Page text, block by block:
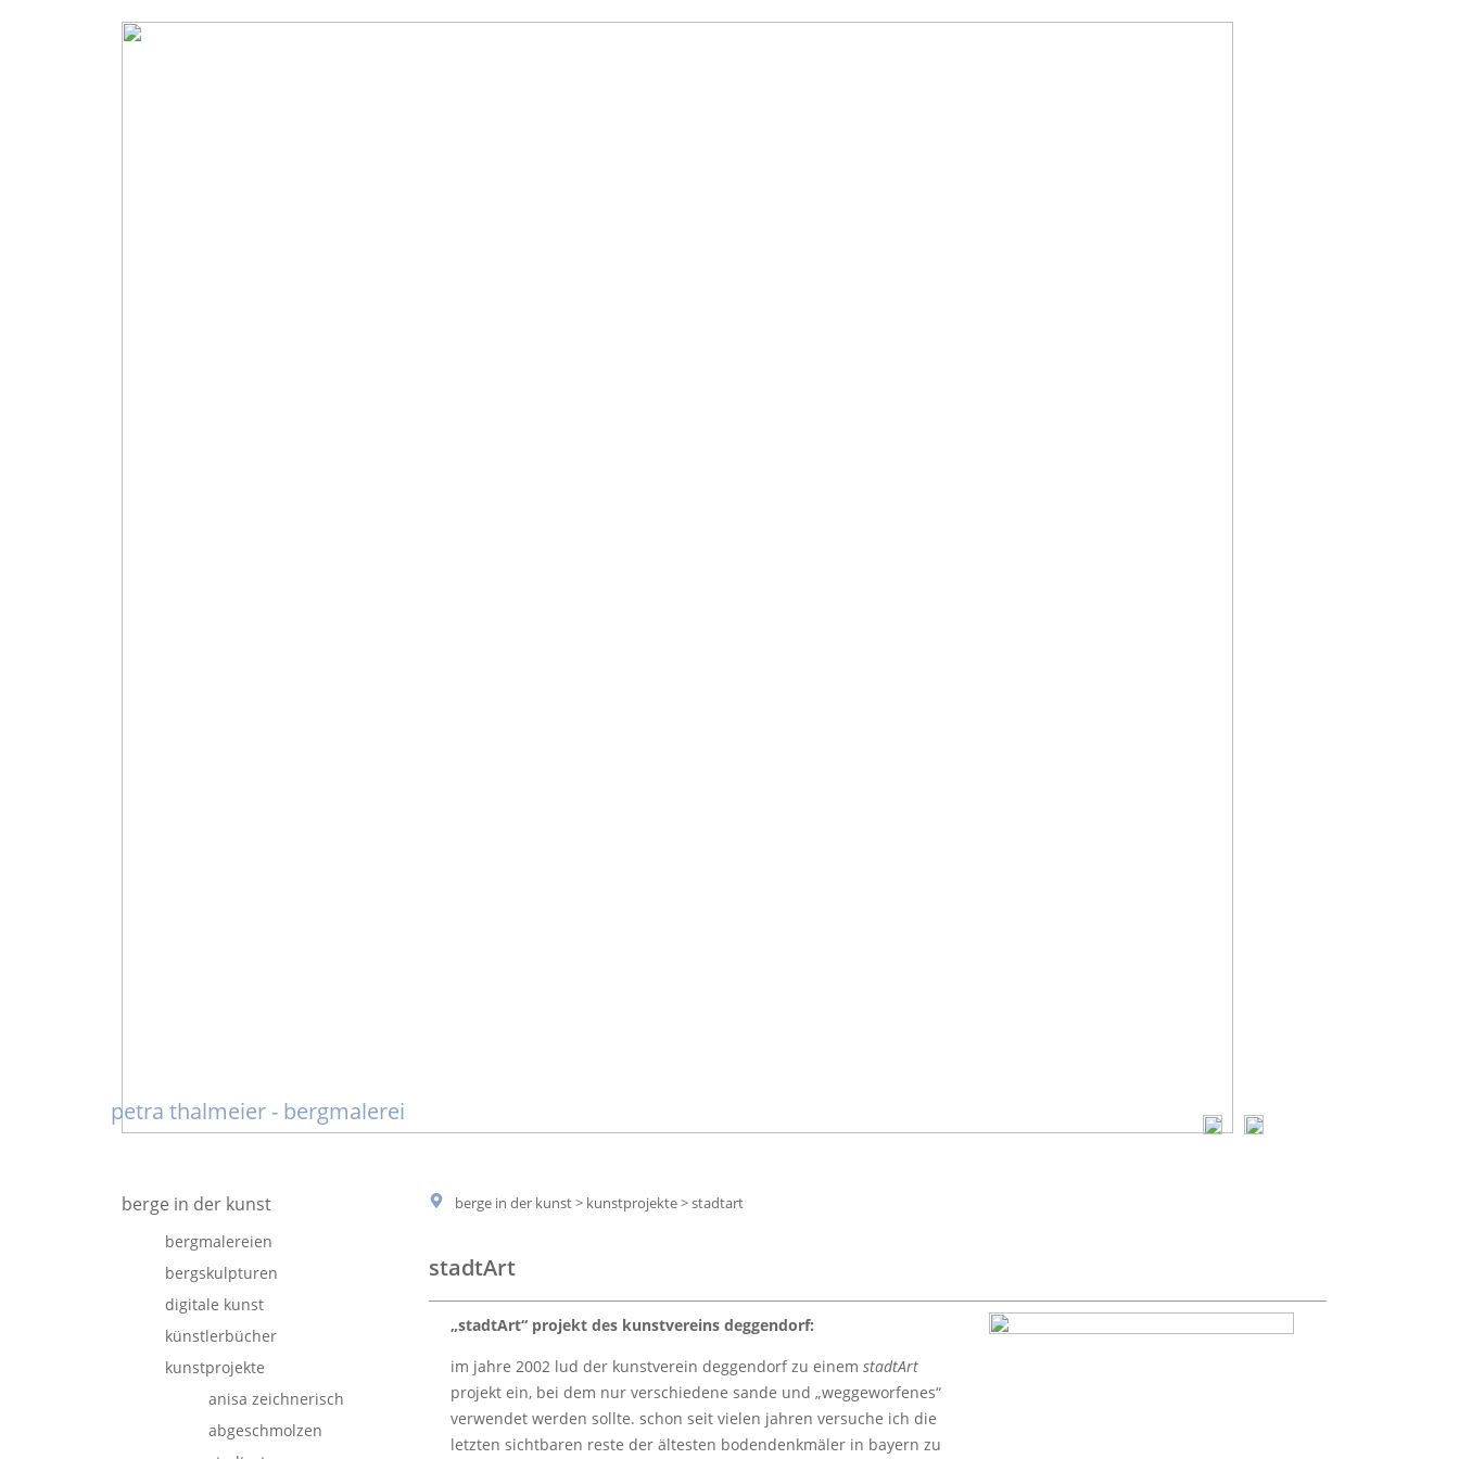
petra thalmeier - bergmalerei
berge in der kunst
bergmalereien
bergskulpturen
digitale kunst
künstlerbücher
kunstprojekte
anisa zeichnerisch
abgeschmolzen
berge in der kunst> kunstprojekte>stadtart
stadtArt
„stadtArt“ projekt des kunstvereins deggendorf:
im jahre 2002 lud der kunstverein deggendorf zu einem stadtArt
projekt ein, bei dem nur verschiedene sande und „weggeworfenes“
verwendet werden sollte. schon seit vielen jahren versuche ich die
letzten sichtbaren reste der ältesten bodendenkmäler in bayern zu